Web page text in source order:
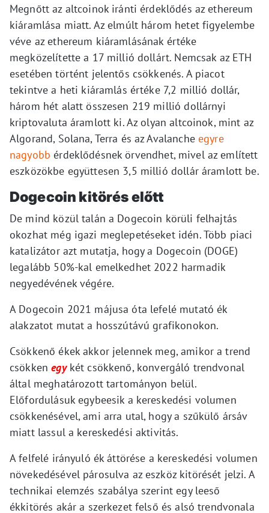
Megnőtt az altcoinok iránti érdeklődés az ethereum
kiáramlása miatt. Az elmúlt három hetet figyelembe
véve az ethereum kiáramlásának értéke
megközelítette a 17 millió dollárt. Nemcsak az ETH
esetében történt jelentős csökkenés. A piacot
tekintve a heti kiáramlás értéke 7,2 millió dollár,
három hét alatt összesen 219 millió dollárnyi
kriptovaluta áramlott ki. Az olyan altcoinok, mint az
Algorand, Solana, Terra és az Avalanche egyre
nagyobb érdeklődésnek örvendhet, mivel az említett
eszközökbe együttesen 3,5 millió dollár áramlott be.
Dogecoin kitörés előtt
De mind közül talán a Dogecoin körüli felhajtás
okozhat még igazi meglepetéseket idén. Több piaci
katalizátor azt mutatja, hogy a Dogecoin (DOGE)
legalább 50%-kal emelkedhet 2022 harmadik
negyedévének végére.
A Dogecoin 2021 májusa óta lefelé mutató ék
alakzatot mutat a hosszútávú grafikonokon.
Csökkenő ékek akkor jelennek meg, amikor a trend
csökken egykét csökkenő, konvergáló trendvonal
által meghatározott tartományon belül.
Előfordulásuk egybeesik a kereskedési volumen
csökkenésével, ami arra utal, hogy a szűkülő ársáv
miatt lassul a kereskedési aktivitás.
A felfelé irányuló ék áttörése a kereskedési volumen
növekedésével párosulva az eszköz kitörését jelzi. A
technikai elemzés szabálya szerint egy leeső
ékkitörés akár a szerkezet felső és alsó trendvonala